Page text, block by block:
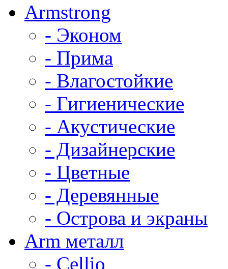
Armstrong
- Эконом
- Прима
- Влагостойкие
- Гигиенические
- Акустические
- Дизайнерские
- Цветные
- Деревянные
- Острова и экраны
Arm металл
- Cellio